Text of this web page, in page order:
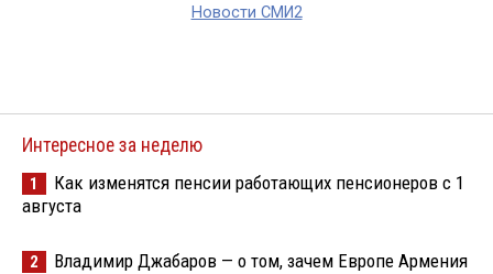
Новости СМИ2
Интересное за неделю
1
Как изменятся пенсии работающих пенсионеров с 1
августа
2 Владимир Джабаров — о том, зачем Европе Армения